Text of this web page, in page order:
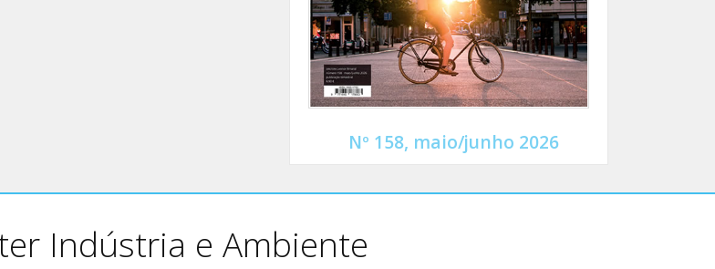
Nº 158, maio/junho 2026
Indústria e Ambiente